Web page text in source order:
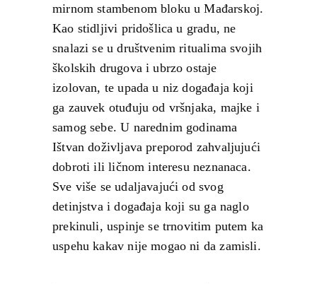
mirnom stambenom bloku u Mađarskoj.
Kao stidljivi pridošlica u gradu, ne
snalazi se u društvenim ritualima svojih
školskih drugova i ubrzo ostaje
izolovan, te upada u niz događaja koji
ga zauvek otuđuju od vršnjaka, majke i
samog sebe. U narednim godinama
Ištvan doživljava preporod zahvaljujući
dobroti ili ličnom interesu neznanaca.
Sve više se udaljavajući od svog
detinjstva i događaja koji su ga naglo
prekinuli, uspinje se trnovitim putem ka
uspehu kakav nije mogao ni da zamisli.